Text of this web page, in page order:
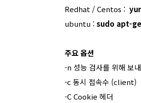
Redhat / Centos :
ubuntu : sudo apt-
주요 옵션
-n 성능 검사를 위해 보
-c 동시 접속수 (client)
-C Cookie 헤더